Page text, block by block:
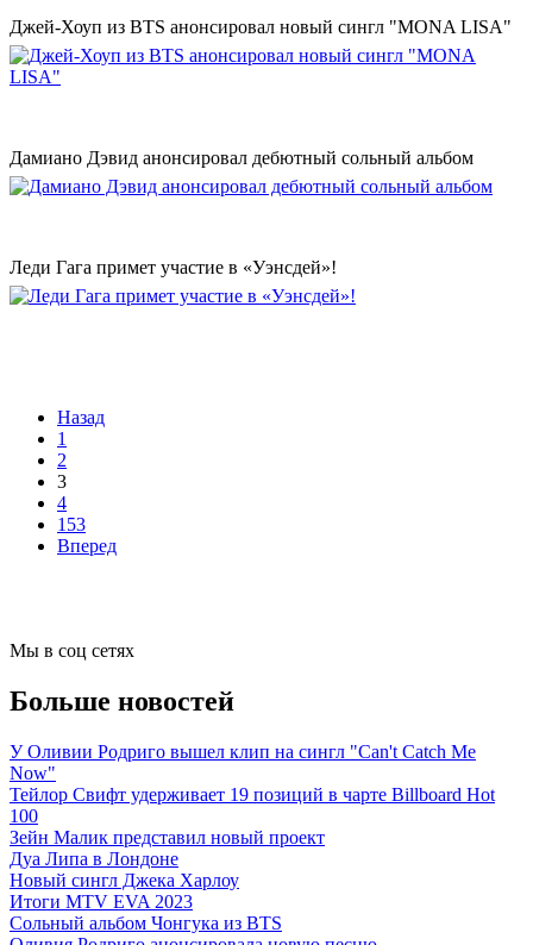
Джей-Хоуп из BTS анонсировал новый сингл "MONA LISA"
Дамиано Дэвид анонсировал дебютный сольный альбом
Леди Гага примет участие в «Уэнсдей»!
Назад
1
2
3
4
153
Вперед
Мы в соц сетях
Больше новостей
У Оливии Родриго вышел клип на сингл "Can't Catch Me
Now"
Тейлор Свифт удерживает 19 позиций в чарте Billboard Hot
100
Зейн Малик представил новый проект
Дуа Липа в Лондоне
Новый сингл Джека Харлоу
Итоги MTV EVA 2023
Сольный альбом Чонгука из BTS